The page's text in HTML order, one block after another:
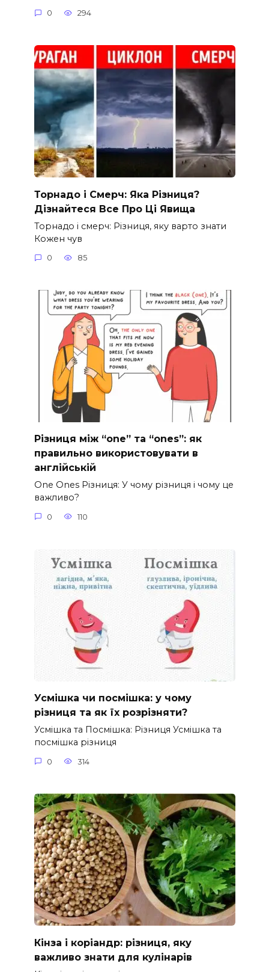
0 294
Торнадо і Смерч: Яка Різниця?
Дізнайтеся Все Про Ці Явища
Торнадо і смерч: Різниця, яку варто знати
Кожен чув
0 85
Різниця між “one” та “ones”: як
правильно використовувати в
англійській
One Ones Різниця: У чому різниця і чому це
важливо?
0 110
Усмішка чи посмішка: у чому
різниця та як їх розрізняти?
Усмішка та Посмішка: Різниця Усмішка та
посмішка різниця
0 314
Кінза і коріандр: різниця, яку
важливо знати для кулінарів